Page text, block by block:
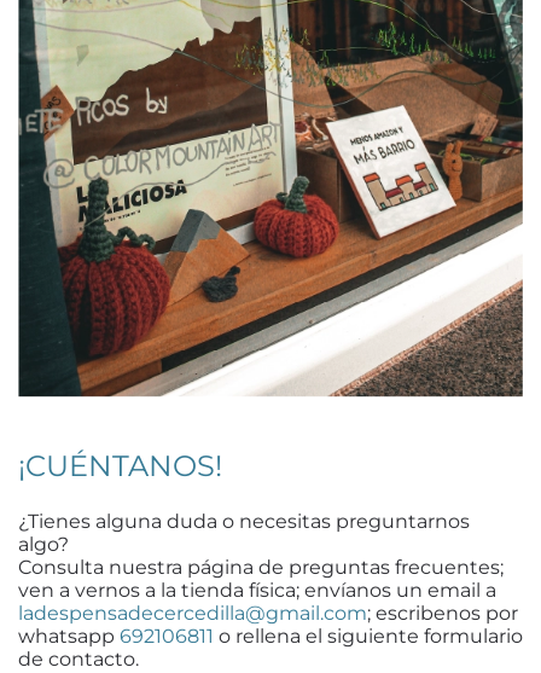
¡CUÉNTANOS!
¿Tienes alguna duda o necesitas preguntarnos
algo?
Consulta nuestra página de preguntas frecuentes;
ven a vernos a la tienda física; envíanos un email a
ladespensadecercedilla@gmail.com; escribenos por
whatsapp 692106811 o rellena el siguiente formulario
de contacto.